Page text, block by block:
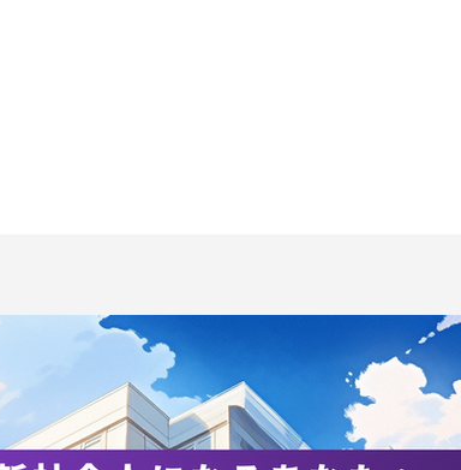
支援（寄付金）
【夏合宿における